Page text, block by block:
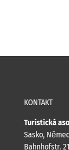
KONTAKT
Turistická
Sasko,
Bahnhofstr. 21